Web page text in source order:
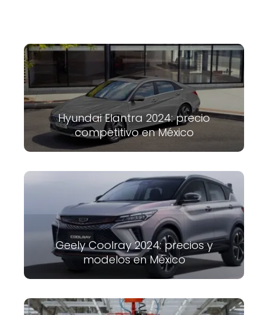
Hyundai Elantra 2024: precio
competitivo en México
Geely Coolray 2024: precios y
modelos en México